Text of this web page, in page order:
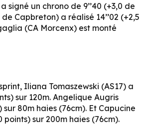
signé un chrono de 9’’40 (+3,0 de
Capbreton) a réalisé 14’’02 (+2,5
(CA Morcenx) est monté
Iliana Tomaszewski (AS17) a
sur 120m. Angelique Augris
80m haies (76cm). Et Capucine
points) sur 200m haies (76cm).